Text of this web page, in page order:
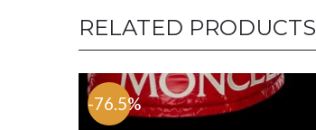
RELATED PRODUCTS
-76.5%